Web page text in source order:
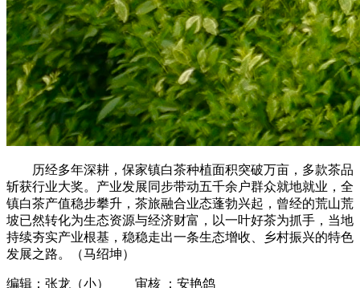
历经多年深耕，保家镇白茶种植面积突破万亩，多款茶品
斩获行业大奖。产业发展同步带动五千余户群众就地就业，全
镇白茶产值稳步攀升，茶旅融合业态蓬勃兴起，曾经的荒山荒
坡已然转化为生态资源与经济财富，以一叶好茶为抓手，当地
持续夯实产业根基，稳稳走出一条生态增收、乡村振兴的特色
发展之路。（马绍坤）
编辑：张龙（小） 审核 ：安艳鸽